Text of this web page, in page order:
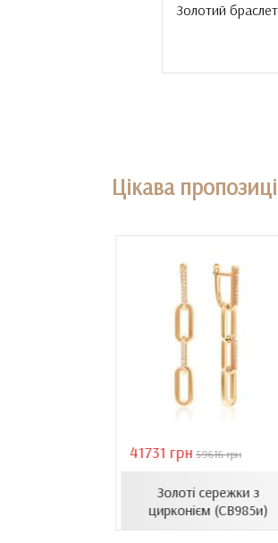
Золотий
Цікава
41731 грн 59616 грн
Золоті сережки з
цирконієм (СВ985и)